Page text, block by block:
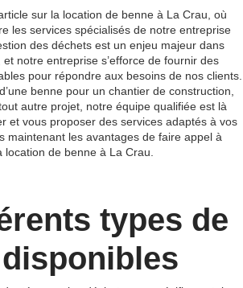
sur la location de benne à La Crau, où
les services spécialisés de notre entreprise
des déchets est un enjeu majeur dans
notre entreprise s’efforce de fournir des
pour répondre aux besoins de nos clients.
benne pour un chantier de construction,
autre projet, notre équipe qualifiée est là
et vous proposer des services adaptés à vos
maintenant les avantages de faire appel à
de benne à La Crau.
types de